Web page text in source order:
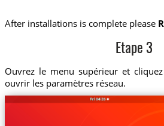
After installations is complete please
Etape 3
Ouvrez le menu supérieur et
ouvrir les paramètres réseau.